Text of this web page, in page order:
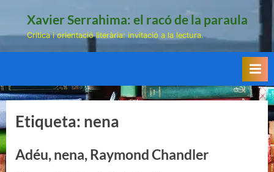
Xavier Serrahima: el racó de la paraula
Crítica i orientació literària: invitació a la lectura.
Etiqueta: nena
Adéu, nena, Raymond Chandler